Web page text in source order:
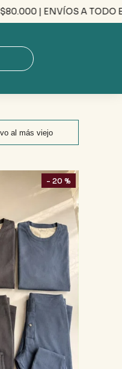
ENVÍOS A TODO EL PAÍS
- 20 %